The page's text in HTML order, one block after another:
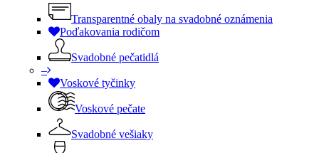
Transparentné obaly na svadobné oznámenia
Poďakovania rodičom
Svadobné pečatidlá
–
Voskové tyčinky
Voskové pečate
Svadobné vešiaky